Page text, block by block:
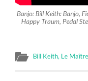
Banjo: Bill Keith: Banjo,
Happy Traum, Pedal
Bill Keith, Le